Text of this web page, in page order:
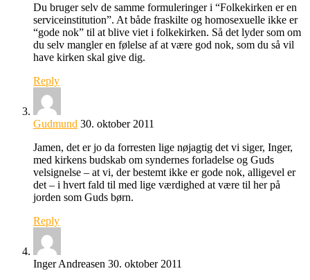
Du bruger selv de samme formuleringer i “Folkekirken er en
serviceinstitution”. At både fraskilte og homosexuelle ikke er
“gode nok” til at blive viet i folkekirken. Så det lyder som om
du selv mangler en følelse af at være god nok, som du så vil
have kirken skal give dig.
Reply
Gudmund 30. oktober 2011
Jamen, det er jo da forresten lige nøjagtig det vi siger, Inger,
med kirkens budskab om syndernes forladelse og Guds
velsignelse – at vi, der bestemt ikke er gode nok, alligevel er
det – i hvert fald til med lige værdighed at være til her på
jorden som Guds børn.
Reply
Inger Andreasen 30. oktober 2011